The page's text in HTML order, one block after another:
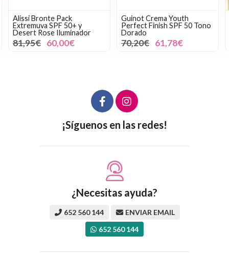
Alissi Bronte Pack
Extremuva SPF 50+ y
Desert Rose Iluminador
81,95€ 60,00€
Guinot Crema Youth
Perfect Finish SPF 50 Tono
Dorado
70,20€ 61,78€
¡Síguenos en las redes!
¿Necesitas ayuda?
652 560 144
ENVIAR EMAIL
652 560 144